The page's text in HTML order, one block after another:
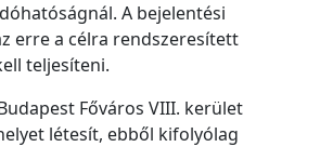
A bejelentési
erre a célra rendszeresített
teljesíteni.
Főváros VIII. kerület
létesít, ebből kifolyólag